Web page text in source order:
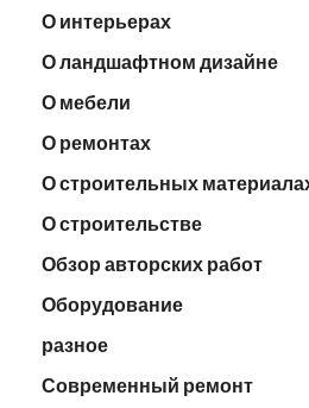
О интерьерах
О ландшафтном дизайне
О мебели
О ремонтах
О строительных
О строительстве
Обзор авторских работ
Оборудование
разное
Современный ремонт